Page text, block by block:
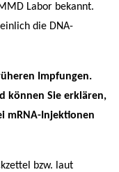
Labor bekannt.
die DNA-
Impfungen.
können Sie erklären,
mRNA-Injektionen
bzw. laut